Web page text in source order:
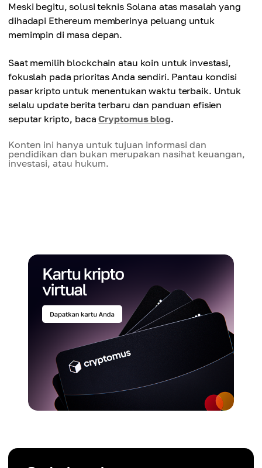
Skalabilitas
20–30 TPS
Kecepatan
Konfirmasi 0,4 detik
50.000 TPS
Meski begitu, solusi teknis Solana atas masalah yang
dihadapi Ethereum memberinya peluang untuk
memimpin di masa depan.
Saat memilih blockchain atau koin untuk investasi,
fokuslah pada prioritas Anda sendiri. Pantau kondisi
pasar kripto untuk menentukan waktu terbaik. Untuk
selalu update berita terbaru dan panduan efisien
seputar kripto, bacaCryptomus blog.
Konten ini hanya untuk tujuan informasi dan
pendidikan dan bukan merupakan nasihat keuangan,
investasi, atau hukum.